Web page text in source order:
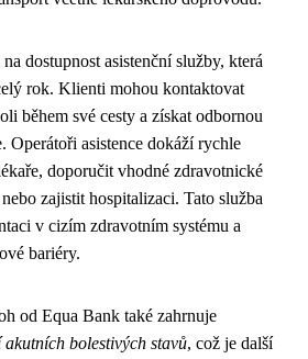
dostupnost asistenční služby, která
rok. Klienti mohou kontaktovat
během své cesty a získat odbornou
Operátoři asistence dokáží rychle
doporučit vhodné zdravotnické
zajistit hospitalizaci. Tato služba
v cizím zdravotním systému a
bariéry.
od Equa Bank také zahrnuje
bolestivých stavů, což je další